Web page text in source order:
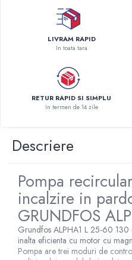
Pompe de caldura
Centrale peleti lemn
LIVRAM RAPID
In toata tara
RETUR RAPID SI SIMPLU
In termen de 14 zile
Descriere
Pompa
incalzire in
GRUNDFOS
Grundfos ALPHA1 L 25-60
inalta eficienta cu motor cu
Pompa are trei moduri de